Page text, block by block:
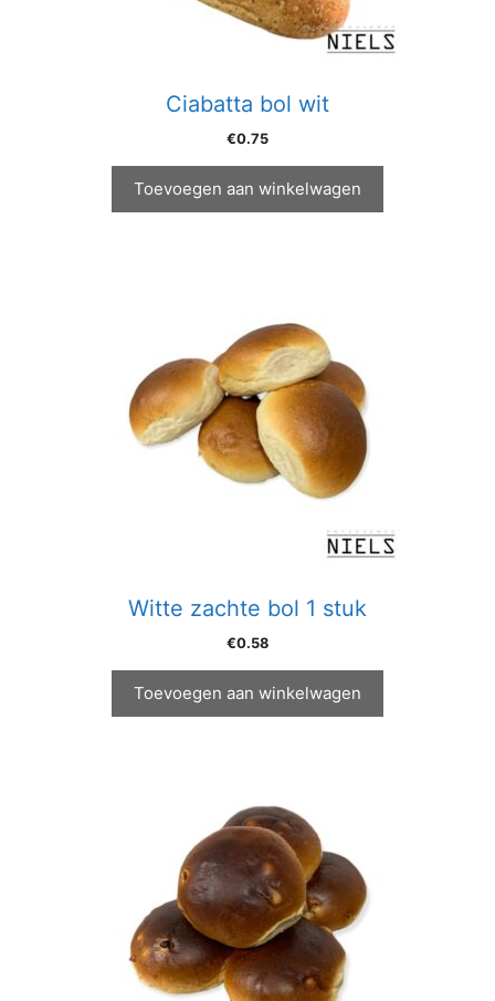
Ciabatta bol wit
€0.75
Toevoegen aan winkelwagen
Witte zachte bol 1 stuk
€0.58
Toevoegen aan winkelwagen